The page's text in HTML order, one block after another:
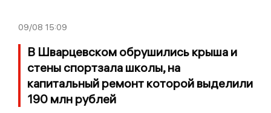
09/08 15:09
В Шварцевском обрушились крыша и
стены спортзала школы, на
капитальный ремонт которой выделили
190 млн рублей